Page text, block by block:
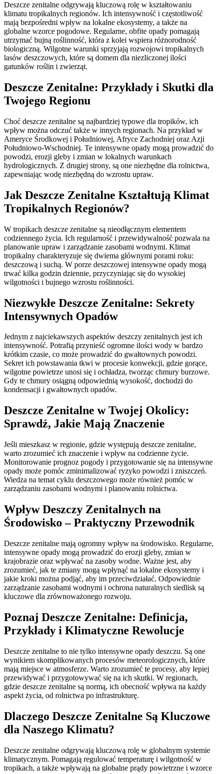
Deszcze zenitalne odgrywają kluczową rolę w kształtowaniu
klimatu tropikalnych regionów. Ich intensywność i częstotliwość
mają bezpośredni wpływ na lokalne ekosystemy, a także na
globalne wzorce pogodowe. Regularne, obfite opady pomagają
utrzymać bujną roślinność, która z kolei wspiera różnorodność
biologiczną. Wilgotne warunki sprzyjają rozwojowi tropikalnych
lasów deszczowych, które są domem dla niezliczonej ilości
gatunków roślin i zwierząt.
Deszcze Zenitalne: Przykłady i Skutki dla
Twojego Regionu
Choć deszcze zenitalne są najbardziej typowe dla tropików, ich
wpływ można odczuć także w innych regionach. Na przykład w
Ameryce Środkowej i Południowej, Afryce Zachodniej oraz Azji
Południowo-Wschodniej. Te intensywne opady mogą prowadzić do
powodzi, erozji gleby i zmian w lokalnych warunkach
hydrologicznych. Z drugiej strony, są one niezbędne dla rolnictwa,
zapewniając wodę niezbędną do wzrostu upraw.
Jak Deszcze Zenitalne Kształtują Klimat
Tropikalnych Regionów?
W tropikach deszcze zenitalne są nieodłącznym elementem
codziennego życia. Ich regularność i przewidywalność pozwala na
planowanie upraw i zarządzanie zasobami wodnymi. Klimat
tropikalny charakteryzuje się dwiema głównymi porami roku:
deszczową i suchą. W porze deszczowej intensywne opady mogą
trwać kilka godzin dziennie, przyczyniając się do wysokiej
wilgotności i bujnego wzrostu roślinności.
Niezwykłe Deszcze Zenitalne: Sekrety
Intensywnych Opadów
Jednym z najciekawszych aspektów deszczy zenitalnych jest ich
intensywność. Potrafią przynieść ogromne ilości wody w bardzo
krótkim czasie, co może prowadzić do gwałtownych powodzi.
Sekret ich powstawania tkwi w procesie konwekcji, gdzie gorące,
wilgotne powietrze unosi się i ochładza, tworząc chmury burzowe.
Gdy te chmury osiągną odpowiednią wysokość, dochodzi do
kondensacji i gwałtownych opadów.
Deszcze Zenitalne w Twojej Okolicy:
Sprawdź, Jakie Mają Znaczenie
Jeśli mieszkasz w regionie, gdzie występują deszcze zenitalne,
warto zrozumieć ich znaczenie i wpływ na codzienne życie.
Monitorowanie prognoz pogody i przygotowanie się na intensywne
opady może pomóc zminimalizować ryzyko powodzi i zniszczeń.
Wiedza na temat cyklu deszczowego może również pomóc w
zarządzaniu zasobami wodnymi i planowaniu rolnictwa.
Wpływ Deszczy Zenitalnych na
Środowisko – Praktyczny Przewodnik
Deszcze zenitalne mają ogromny wpływ na środowisko. Regularne,
intensywne opady mogą prowadzić do erozji gleby, zmian w
krajobrazie oraz wpływać na zasoby wodne. Ważne jest, aby
zrozumieć, jak te zmiany mogą wpłynąć na lokalne ekosystemy i
jakie kroki można podjąć, aby im przeciwdziałać. Odpowiednie
zarządzanie zasobami wodnymi i ochrona naturalnych siedlisk są
kluczowe dla zrównoważonego rozwoju.
Poznaj Deszcze Zenitalne: Definicja,
Przykłady i Klimatyczne Rewolucje
Deszcze zenitalne to nie tylko intensywne opady deszczu. Są one
wynikiem skomplikowanych procesów meteorologicznych, które
mają miejsce w atmosferze. Warto zrozumieć te procesy, aby lepiej
przewidywać i przygotowywać się na ich skutki. W regionach,
gdzie deszcze zenitalne są normą, ich obecność wpływa na każdy
aspekt życia, od rolnictwa po infrastrukturę.
Dlaczego Deszcze Zenitalne Są Kluczowe
dla Naszego Klimatu?
Deszcze zenitalne odgrywają kluczową rolę w globalnym systemie
klimatycznym. Pomagają regulować temperaturę i wilgotność w
tropikach, a także wpływają na globalne prądy powietrzne i wzorce